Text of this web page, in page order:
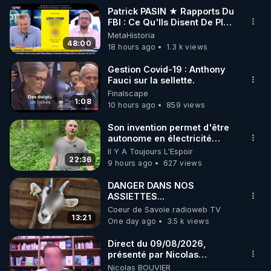
1:46:45 Jean-Jacques Crèvecoeur : Le dur métier
2:26:50
2:33:40 Générique de fin : Francis Lalanne
« Hymne à la paix »
👉 Générique de fin
https://www.youtube.com/watch?v=9nNwvaLLfyo
Cette émission a pour vocation de répondre à une
demande générale d'informations libres et
indépendantes de la part du grand public, et aussi
de solutions pour vivre en meilleure autonomie et
en liberté. La censure des GAFAM (Google,
Amazon, Facebook, Apple, Microsoft) qui fait rage
nous pousse à nous en émanciper. C'est pour cela
que nous diffusons l'émission sur Crowdbunker,
48:00
Patrick PASIN ★ Rapports Du
FBI : Ce Qu'Ils Disent De Plus
Grave Sur Hitler
MetaHistoria
18 hours ago
1.3 k views
1:08
Gestion Covid-19 : Anthony
Fauci sur la sellette.
Finalscape
10 hours ago
859 views
22:36
Son invention permet d'être
autonome en électricité
avec un simple ruisseau
Il Y A Toujours L'Espoir
9 hours ago
627 views
13:21
DANGER DANS NOS
ASSIETTES...
Coeur de Savoie radioweb TV
One day ago
3.5 k views
Direct du 09/08/2026,
présenté par Nicolas
BOUVIER
Nicolas BOUVIER